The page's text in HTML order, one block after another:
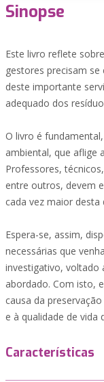
Sinopse
Este livro reflete
gestores precisam
deste importante
adequado dos
O livro é
ambiental, que aflige
Professores,
entre outros, devem
cada vez maior desta
Espera-se, assim,
necessárias que
investigativo, voltado
abordado. Com isto,
causa da
e à qualidade de vida
Características